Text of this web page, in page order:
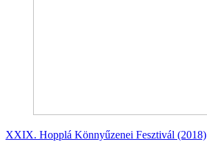
XXIX. Hopplá Könnyűzenei Fesztivál (2018)